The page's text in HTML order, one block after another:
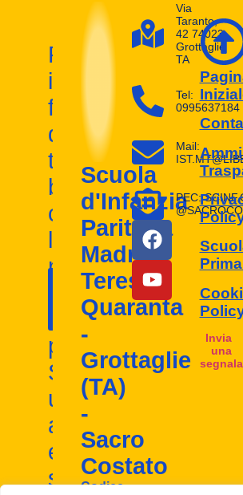
Contattaci
ora!
Prepara
il
futuro
dei
tuoi
bambini
con
la
nostra
scuola
d'infanzia
paritaria.
Scopri
un
ambiente
educativo
stimolante
I nostri
contatti
Scuola
d'Infanzia
Paritaria
Madre
Teresa
Quaranta
-
Grottaglie
(TA)
-
Sacro
Costato
Codice
Via
Taranto,
42 74023
Grottaglie
TA
Tel:
0995637184
Mail:
PEC:
Invia
una